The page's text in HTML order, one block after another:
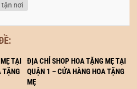
tận nơi
TẠI
TẶNG
ĐỊA CHỈ SHOP HOA TẶNG MẸ TẠI
QUẬN 1 – CỬA HÀNG HOA TẶNG
MẸ